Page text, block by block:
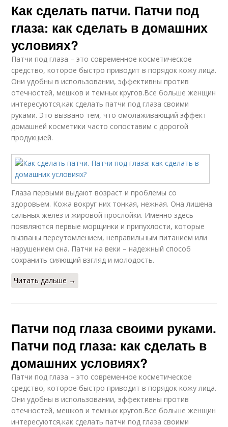
Как сделать патчи. Патчи под
глаза: как сделать в домашних
условиях?
Патчи под глаза – это современное косметическое
средство, которое быстро приводит в порядок кожу лица.
Они удобны в использовании, эффективны против
отечностей, мешков и темных кругов.Все больше женщин
интересуются,как сделать патчи под глаза своими
руками. Это вызвано тем, что омолаживающий эффект
домашней косметики часто сопоставим с дорогой
продукцией.
Глаза первыми выдают возраст и проблемы со
здоровьем. Кожа вокруг них тонкая, нежная. Она лишена
сальных желез и жировой прослойки. Именно здесь
появляются первые морщинки и припухлости, которые
вызваны переутомлением, неправильным питанием или
нарушением сна. Патчи на веки – надежный способ
сохранить сияющий взгляд и молодость.
Читать дальше →
Патчи под глаза своими руками.
Патчи под глаза: как сделать в
домашних условиях?
Патчи под глаза – это современное косметическое
средство, которое быстро приводит в порядок кожу лица.
Они удобны в использовании, эффективны против
отечностей, мешков и темных кругов.Все больше женщин
интересуются,как сделать патчи под глаза своими